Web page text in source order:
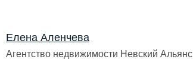
Елена Аленчева
Агентство недвижимости Невский Альянс